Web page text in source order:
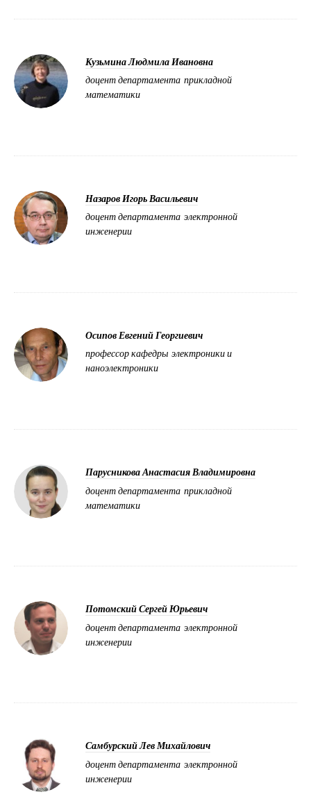
Кузьмина Людмила Ивановна
доцент департамента прикладной
математики
Назаров Игорь Васильевич
доцент департамента электронной
инженерии
Осипов Евгений Георгиевич
профессор кафедры электроники и
наноэлектроники
Парусникова Анастасия Владимировна
доцент департамента прикладной
математики
Потомский Сергей Юрьевич
доцент департамента электронной
инженерии
Самбурский Лев Михайлович
доцент департамента электронной
инженерии